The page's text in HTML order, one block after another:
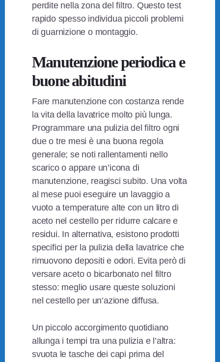
perdite nella zona del filtro. Questo test
rapido spesso individua piccoli problemi
di guarnizione o montaggio.
Manutenzione periodica e
buone abitudini
Fare manutenzione con costanza rende
la vita della lavatrice molto più lunga.
Programmare una pulizia del filtro ogni
due o tre mesi è una buona regola
generale; se noti rallentamenti nello
scarico o appare un’icona di
manutenzione, reagisci subito. Una volta
al mese puoi eseguire un lavaggio a
vuoto a temperature alte con un litro di
aceto nel cestello per ridurre calcare e
residui. In alternativa, esistono prodotti
specifici per la pulizia della lavatrice che
rimuovono depositi e odori. Evita però di
versare aceto o bicarbonato nel filtro
stesso: meglio usare queste soluzioni
nel cestello per un’azione diffusa.
Un piccolo accorgimento quotidiano
allunga i tempi tra una pulizia e l’altra:
svuota le tasche dei capi prima del